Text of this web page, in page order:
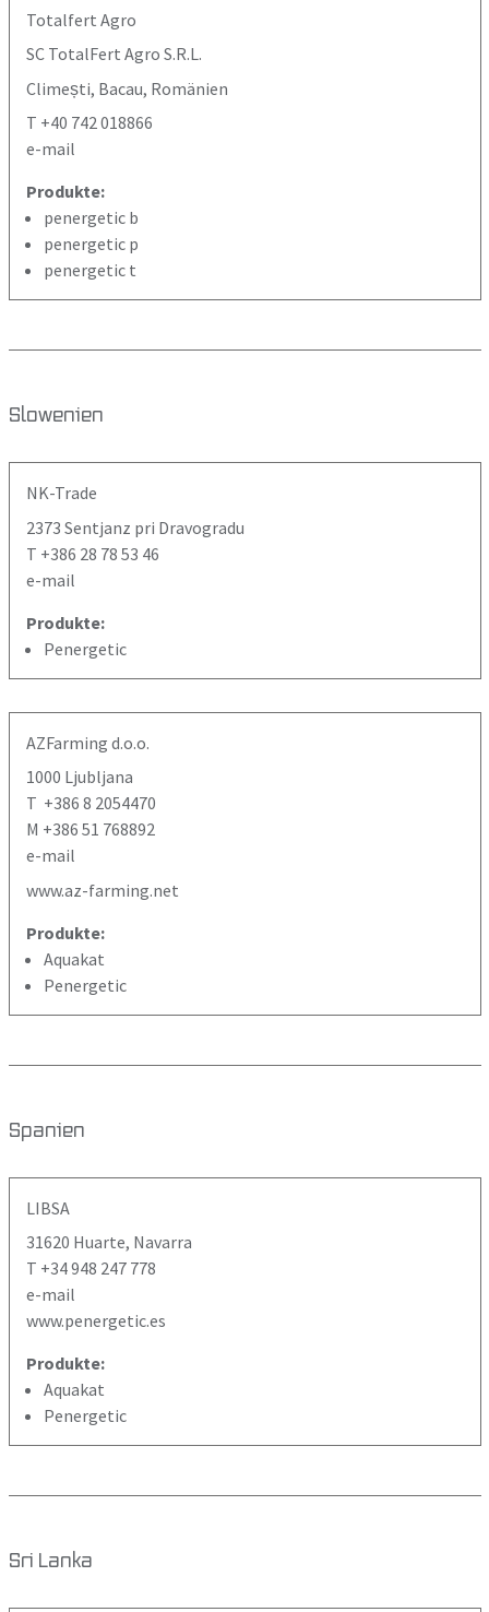
Totalfert Agro
SC TotalFert Agro S.R.L.
Climești, Bacau, Romänien
T +40 742 018866
e-mail
Produkte:
penergetic b
penergetic p
penergetic t
Slowenien
NK-Trade
2373 Sentjanz pri Dravogradu
T +386 28 78 53 46
e-mail
Produkte:
Penergetic
AZFarming d.o.o.
1000 Ljubljana
T +386 8 2054470
M +386 51 768892
e-mail
www.az-farming.net
Produkte:
Aquakat
Penergetic
Spanien
LIBSA
31620 Huarte, Navarra
T +34 948 247 778
e-mail
www.penergetic.es
Produkte:
Aquakat
Penergetic
Sri Lanka